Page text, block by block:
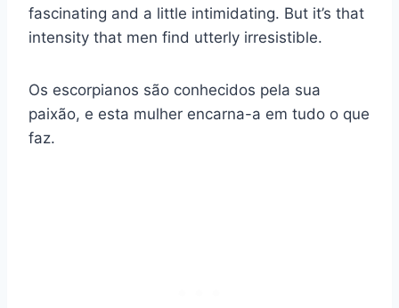
fascinating and a little intimidating. But it’s that
intensity that men find utterly irresistible.
Os escorpianos são conhecidos pela sua
paixão, e esta mulher encarna-a em tudo o que
faz.